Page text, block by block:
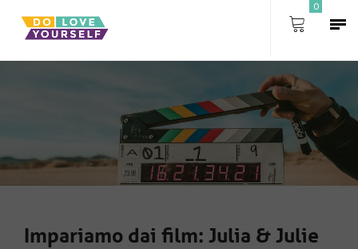
0
Impariamo dai film: Julia & Julie